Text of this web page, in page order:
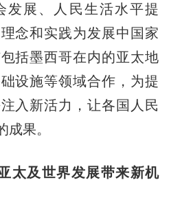
发展、人民生活水平提
念和实践为发展中国家
括墨西哥在内的亚太地
设施等领域合作，为提
入新活力，让各国人民
果。
太及世界发展带来新机